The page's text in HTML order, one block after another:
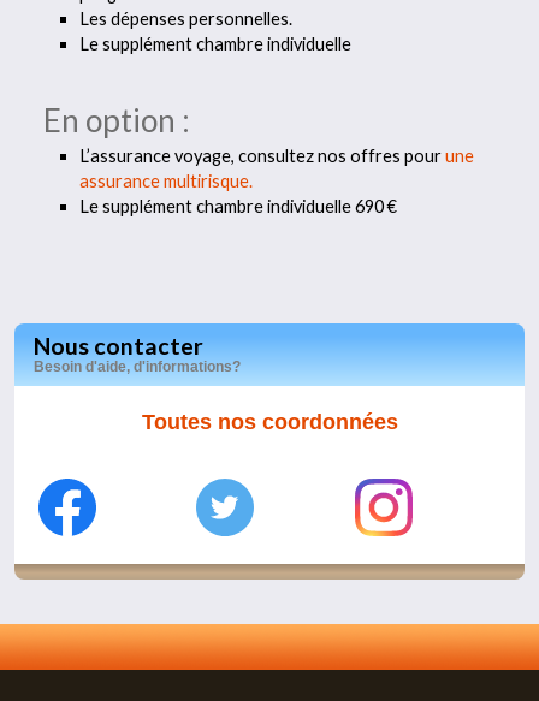
Les dépenses personnelles.
Le supplément chambre individuelle
En option :
L’assurance voyage, consultez nos offres pourune
assurance multirisque.
Le supplément chambre individuelle 690 €
Nous contacter
Besoin d'aide, d'informations?
Toutes nos coordonnées